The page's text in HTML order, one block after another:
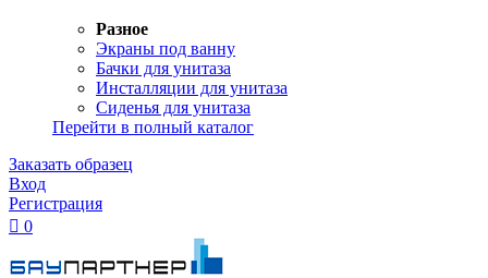
Разное
Экраны под ванну
Бачки для унитаза
Инсталляции для унитаза
Сиденья для унитаза
Перейти в полный каталог
Заказать образец
Вход
Регистрация
 0